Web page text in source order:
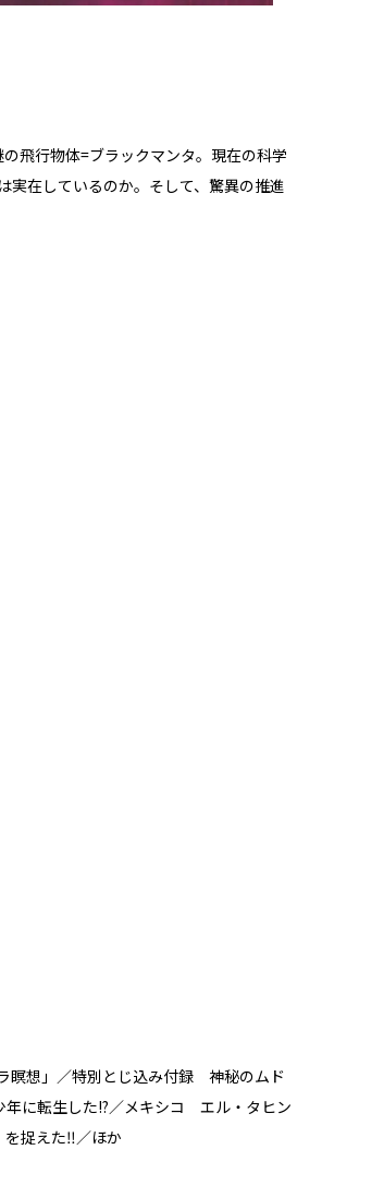
飛行物体=ブラックマンタ。現在の科学
実在しているのか。そして、驚異の推進
瞑想」／特別とじ込み付録 神秘のムド
年に転生した!?／メキシコ エル・タヒン
捉えた‼／ほか